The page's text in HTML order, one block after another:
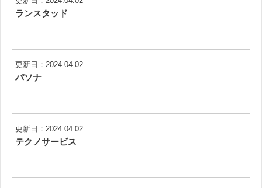
ランスタッド
更新日：2024.04.02
パソナ
更新日：2024.04.02
テクノサービス